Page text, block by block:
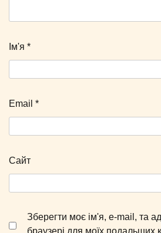
Ім'я *
Email *
Сайт
Зберегти моє ім'я, e-mail, та